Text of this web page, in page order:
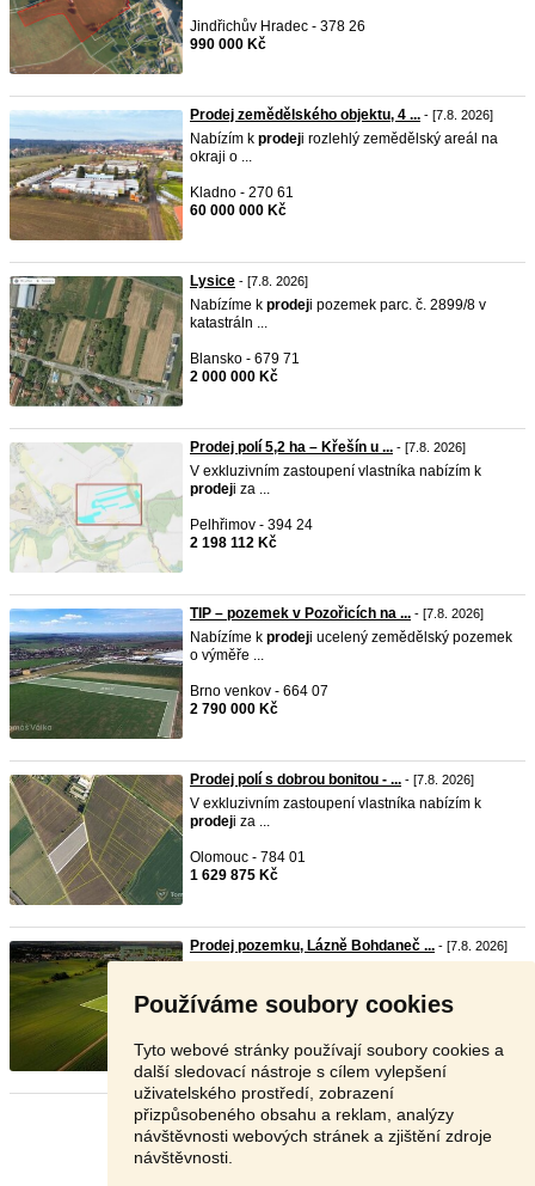
Používáme soubory cookies
Tyto webové stránky používají soubory cookies a
další sledovací nástroje s cílem vylepšení
uživatelského prostředí, zobrazení
přizpůsobeného obsahu a reklam, analýzy
návštěvnosti webových stránek a zjištění zdroje
návštěvnosti.
Jindřichův Hradec - 378 26
990 000 Kč
Prodej zemědělského objektu, 4 ... - [7.8. 2026]
Nabízím k prodeji rozlehlý zemědělský areál na
okraji o ...
Kladno - 270 61
60 000 000 Kč
Lysice - [7.8. 2026]
Nabízíme k prodeji pozemek parc. č. 2899/8 v
katastráln ...
Blansko - 679 71
2 000 000 Kč
Prodej polí 5,2 ha – Křešín u ... - [7.8. 2026]
V exkluzivním zastoupení vlastníka nabízím k
prodeji za ...
Pelhřimov - 394 24
2 198 112 Kč
TIP – pozemek v Pozořicích na ... - [7.8. 2026]
Nabízíme k prodeji ucelený zemědělský pozemek
o výměře ...
Brno venkov - 664 07
2 790 000 Kč
Prodej polí s dobrou bonitou - ... - [7.8. 2026]
V exkluzivním zastoupení vlastníka nabízím k
prodeji za ...
Olomouc - 784 01
1 629 875 Kč
Prodej pozemku, Lázně Bohdaneč ... - [7.8. 2026]
1 490 000 Kč
Stránka: 1 2 3 Další